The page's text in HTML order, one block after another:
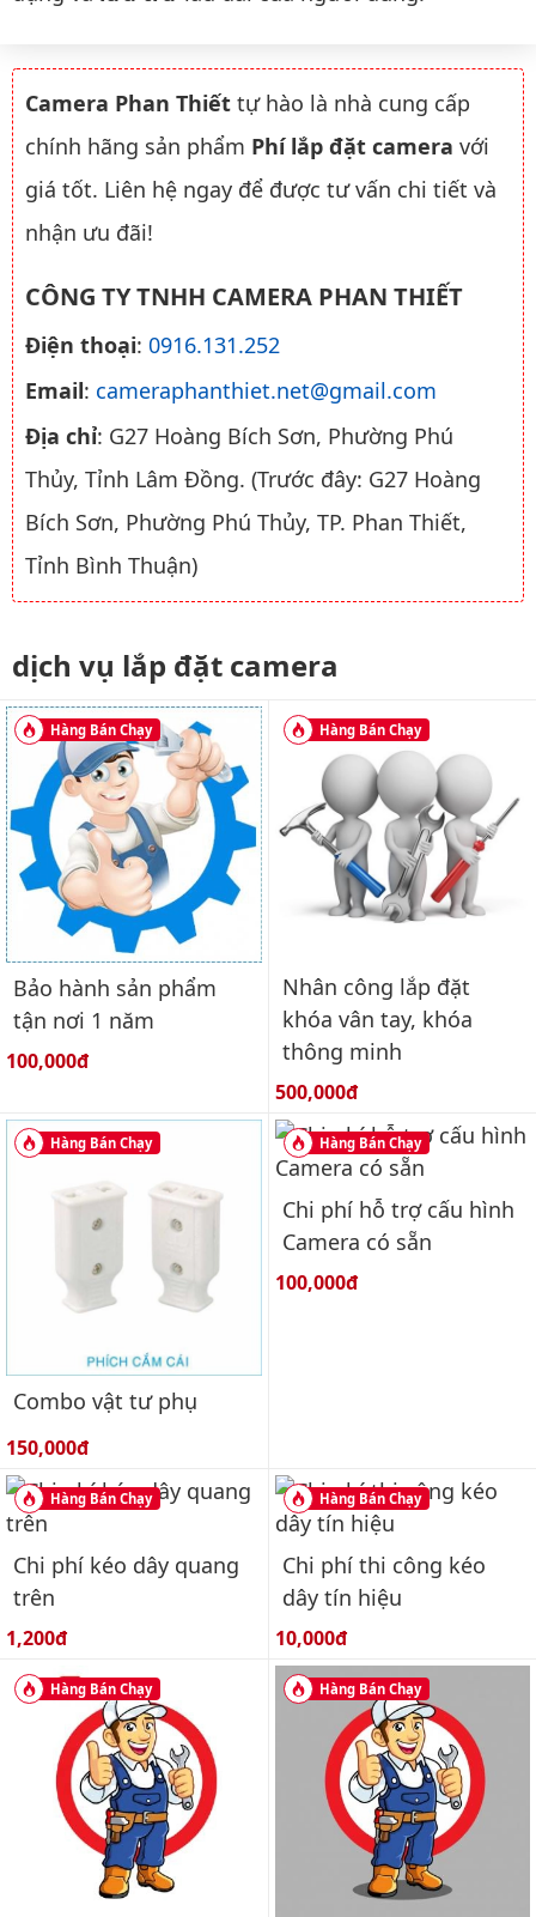
Camera Phan Thiết tự hào là nhà cung cấp
chính hãng sản phẩm Phí lắp đặt camera với
giá tốt. Liên hệ ngay để được tư vấn chi tiết và
nhận ưu đãi!
CÔNG TY TNHH CAMERA PHAN THIẾT
Điện thoại: 0916.131.252
Email: cameraphanthiet.net@gmail.com
Địa chỉ: G27 Hoàng Bích Sơn, Phường Phú
Thủy, Tỉnh Lâm Đồng. (Trước đây: G27 Hoàng
Bích Sơn, Phường Phú Thủy, TP. Phan Thiết,
Tỉnh Bình Thuận)
dịch vụ lắp đặt camera
Hàng Bán Chạy
Bảo hành sản phẩm
tận nơi 1 năm
Giá bán:
100,000đ
Hàng Bán Chạy
Nhân công lắp đặt
khóa vân tay, khóa
thông minh
Giá bán:
500,000đ
Hàng Bán Chạy
Combo vật tư phụ
Giá bán:
150,000đ
Hàng Bán Chạy
Chi phí hỗ trợ cấu hình
Camera có sẵn
Giá bán:
100,000đ
Hàng Bán Chạy
Chi phí kéo dây quang
trên
Giá bán:
1,200đ
Hàng Bán Chạy
Chi phí thi công kéo
dây tín hiệu
Giá bán:
10,000đ
Hàng Bán Chạy Hàng Bán Chạy